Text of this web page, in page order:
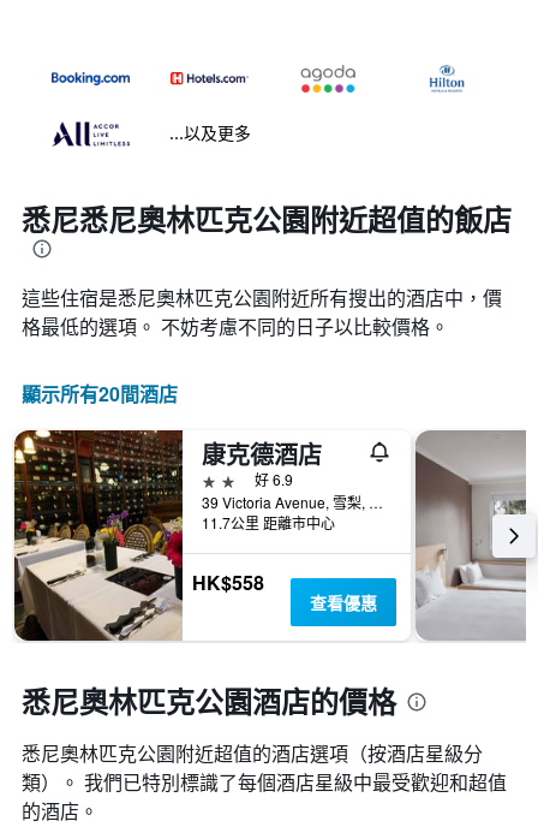
...以及更多
悉尼悉尼奧林匹克公園附近超值的飯店
這些住宿是悉尼奧林匹克公園​附近所有搜出的酒店中，價
格最低的選項。 不妨考慮不同的日子以比較價格。
顯示所有20間酒店
康克德酒店
2星級
好 6.9
39 Victoria Avenue, 雪梨, NSW, 澳洲
11.7公里 距離市中心
HK$558
查看優惠
悉尼奧林匹克公園酒店的價格
悉尼奧林匹克公園附近超值的酒店選項（按酒店星級分
類）。 我們已特別標識了每個酒店星級中最受歡迎和超值
的酒店。